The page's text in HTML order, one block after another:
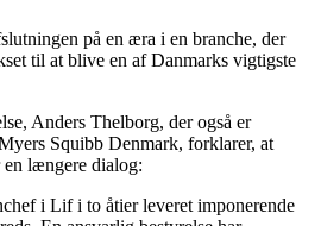
på en æra i en branche, der
til at blive en af Danmarks vigtigste
Anders Thelborg, der også er
Squibb Denmark, forklarer, at
længere dialog:
i Lif i to åtier leveret imponerende